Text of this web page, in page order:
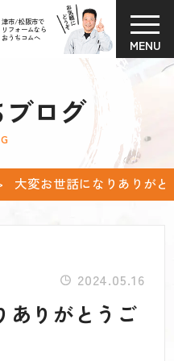
津市/松阪市で
リフォームなら
おうちコムへ
MENU
ログ
大変お世話になりありが
2024.05.16
ありがとうご